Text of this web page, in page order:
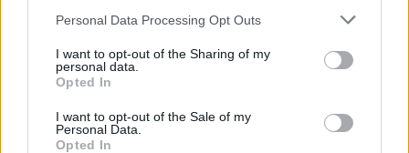
Personal Data Processing Opt Outs
I want to opt-out of the Sharing of my
personal data.
Opted In
I want to opt-out of the Sale of my
Personal Data.
Opted In
Deutschland,2009